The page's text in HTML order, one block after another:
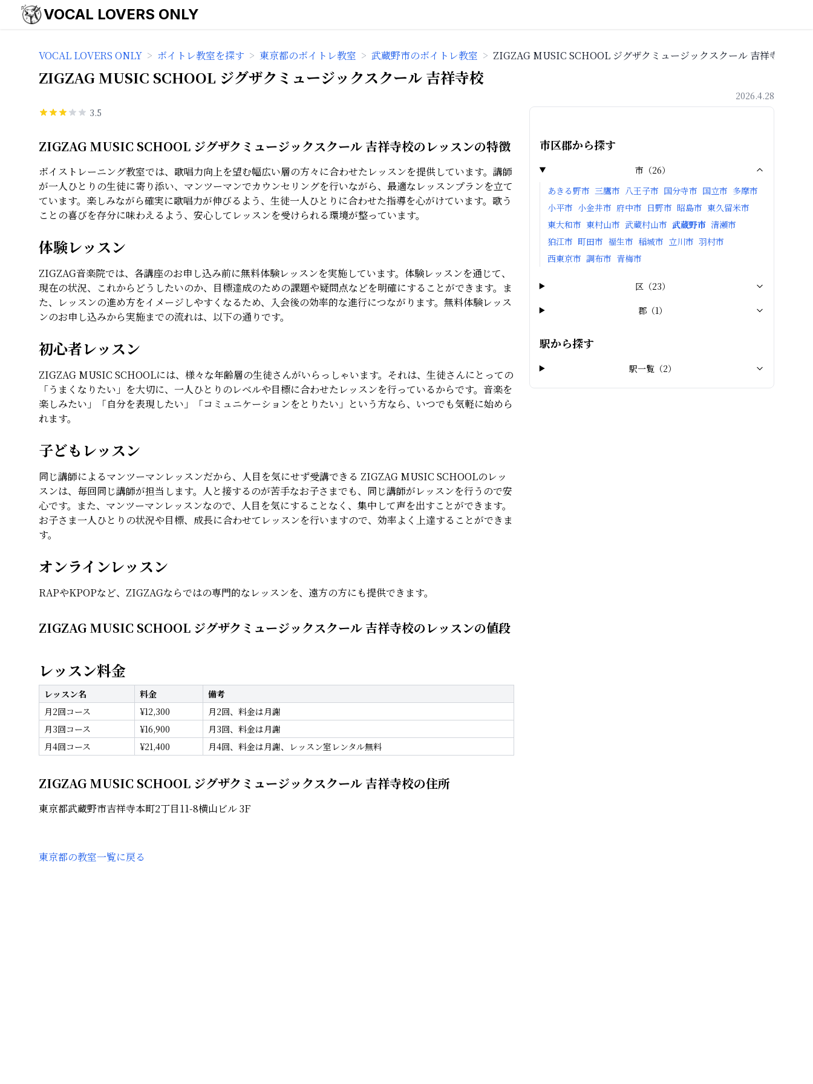
VOCAL LOVERS ONLY
VOCAL LOVERS ONLY > ボイトレ教室を探す > 東京都のボイトレ教室 > 武蔵野市のボイトレ教室 > ZIGZAG MUSIC SCHOOL ジグザクミュージックスクール 吉祥寺校
ZIGZAG MUSIC SCHOOL ジグザクミュージックスクール 吉祥寺校
2026.4.28
3.5
ZIGZAG MUSIC SCHOOL ジグザクミュージックスクール 吉祥寺校のレッスンの特徴
ボイストレーニング教室では、歌唱力向上を望む幅広い層の方々に合わせたレッスンを提供しています。講師
が一人ひとりの生徒に寄り添い、マンツーマンでカウンセリングを行いながら、最適なレッスンプランを立て
ています。楽しみながら確実に歌唱力が伸びるよう、生徒一人ひとりに合わせた指導を心がけています。歌う
ことの喜びを存分に味わえるよう、安心してレッスンを受けられる環境が整っています。
体験レッスン
ZIGZAG音楽院では、各講座のお申し込み前に無料体験レッスンを実施しています。体験レッスンを通じて、
現在の状況、これからどうしたいのか、目標達成のための課題や疑問点などを明確にすることができます。ま
た、レッスンの進め方をイメージしやすくなるため、入会後の効率的な進行につながります。無料体験レッス
ンのお申し込みから実施までの流れは、以下の通りです。
初心者レッスン
ZIGZAG MUSIC SCHOOLには、様々な年齢層の生徒さんがいらっしゃいます。それは、生徒さんにとっての
「うまくなりたい」を大切に、一人ひとりのレベルや目標に合わせたレッスンを行っているからです。音楽を
楽しみたい」「自分を表現したい」「コミュニケーションをとりたい」という方なら、いつでも気軽に始めら
れます。
子どもレッスン
同じ講師によるマンツーマンレッスンだから、人目を気にせず受講できる ZIGZAG MUSIC SCHOOLのレッ
スンは、毎回同じ講師が担当します。人と接するのが苦手なお子さまでも、同じ講師がレッスンを行うので安
心です。また、マンツーマンレッスンなので、人目を気にすることなく、集中して声を出すことができます。
お子さま一人ひとりの状況や目標、成長に合わせてレッスンを行いますので、効率よく上達することができま
す。
オンラインレッスン
RAPやKPOPなど、ZIGZAGならではの専門的なレッスンを、遠方の方にも提供できます。
ZIGZAG MUSIC SCHOOL ジグザクミュージックスクール 吉祥寺校のレッスンの値段
レッスン料金
レッスン名 料金
備考
月2回コース
¥12,300
月2回、料金は月謝
月3回コース
¥16,900
月3回、料金は月謝
月4回コース
¥21,400 月4回、料金は月謝、レッスン室レンタル無料
ZIGZAG MUSIC SCHOOL ジグザクミュージックスクール 吉祥寺校の住所
東京都武蔵野市吉祥寺本町2丁目11-8横山ビル 3F
市区郡から探す
市 （26）
あきる野市 三鷹市 八王子市 国分寺市 国立市 多摩市
小平市 小金井市 府中市 日野市 昭島市 東久留米市
東大和市 東村山市 武蔵村山市 武蔵野市 清瀬市
狛江市 町田市 福生市 稲城市 立川市 羽村市
西東京市 調布市 青梅市
区（23）
郡（1）
駅から探す
駅一覧（2）
東京都の教室一覧に戻る